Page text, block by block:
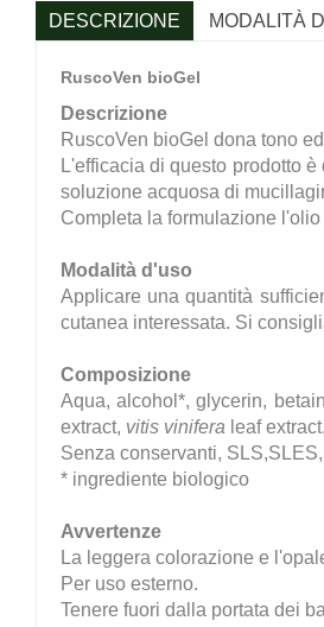
DESCRIZIONE MODALITÀ
RuscoVen bioGel
Descrizione
RuscoVen bioGel dona tono
L'efficacia di questo prodotto
soluzione acquosa di
Completa la formulazione
Modalità d'uso
Applicare una quantità
cutanea interessata. Si
Composizione
Aqua, alcohol*, glycerin,
extract, vitis vinifera leaf extract,
Senza conservanti,
* ingrediente biologico
Avvertenze
La leggera colorazione e
Per uso esterno.
Tenere fuori dalla portata dei